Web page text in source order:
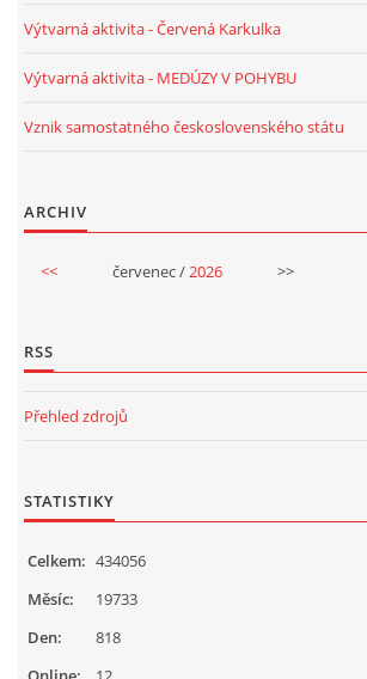
MIKULÁŠ, ČERTI
RECENZE NA KNIHY
MIKULÁŠSKÁ NADÍLKA
Výtvarná aktivita - Červená Karkulka
Výtvarná aktivita - MEDÚZY V POHYBU
Vznik samostatného československého státu
ARCHIV
<< červenec /2026 >>
RSS
Přehled zdrojů
STATISTIKY
Celkem: 434056
Měsíc:
19733
Den:
818